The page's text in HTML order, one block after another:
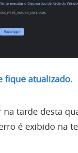
fique atualizado.
tarde desta
é exibido na